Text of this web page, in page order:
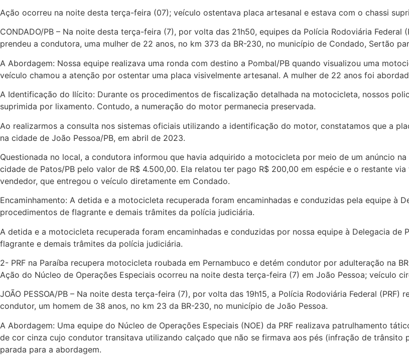
Ação ocorreu na noite desta terça-feira (07); veículo ostentava placa artesanal e estava com o chassi
CONDADO/PB – Na noite desta terça-feira (7), por volta das 21h50, equipes da Polícia Rodoviária
prendeu a condutora, uma mulher de 22 anos, no km 373 da BR-230, no município de Condado, Sertão
A Abordagem: Nossa equipe realizava uma ronda com destino a Pombal/PB quando visualizou uma
veículo chamou a atenção por ostentar uma placa visivelmente artesanal. A mulher de 22 anos foi
A Identificação do Ilícito: Durante os procedimentos de fiscalização detalhada na motocicleta, nossos
suprimida por lixamento. Contudo, a numeração do motor permanecia preservada.
Ao realizarmos a consulta nos sistemas oficiais utilizando a identificação do motor, constatamos que a
na cidade de João Pessoa/PB, em abril de 2023.
Questionada no local, a condutora informou que havia adquirido a motocicleta por meio de um anúncio
cidade de Patos/PB pelo valor de R$ 4.500,00. Ela relatou ter pago R$ 200,00 em espécie e o restante
vendedor, que entregou o veículo diretamente em Condado.
Encaminhamento: A detida e a motocicleta recuperada foram encaminhadas e conduzidas pela equipe à
procedimentos de flagrante e demais trâmites da polícia judiciária.
A detida e a motocicleta recuperada foram encaminhadas e conduzidas por nossa equipe à Delegacia
flagrante e demais trâmites da polícia judiciária.
2- PRF na Paraíba recupera motocicleta roubada em Pernambuco e detém condutor por adulteração na
Ação do Núcleo de Operações Especiais ocorreu na noite desta terça-feira (7) em João Pessoa; veículo
JOÃO PESSOA/PB – Na noite desta terça-feira (7), por volta das 19h15, a Polícia Rodoviária Federal
condutor, um homem de 38 anos, no km 23 da BR-230, no município de João Pessoa.
A Abordagem: Uma equipe do Núcleo de Operações Especiais (NOE) da PRF realizava patrulhamento
de cor cinza cujo condutor transitava utilizando calçado que não se firmava aos pés (infração de
parada para a abordagem.